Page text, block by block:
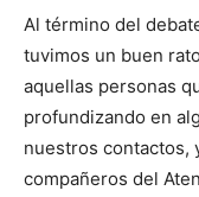
Al término del
tuvimos un buen
aquellas personas
profundizando en
nuestros contactos,
compañeros del